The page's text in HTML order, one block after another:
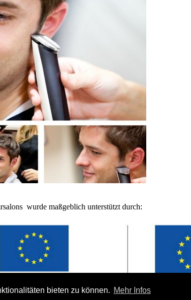
bieten zu können. Mehr Infos
wurde maßgeblich unterstützt durch: